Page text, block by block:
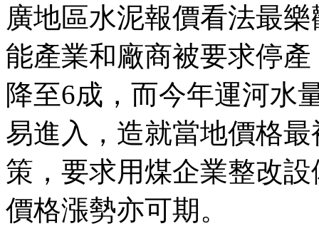
廣地區水泥報價看法最
能產業和廠商被要求停
降至6成，而今年運河水
易進入，造就當地價格
策，要求用煤企業整改
價格漲勢亦可期。